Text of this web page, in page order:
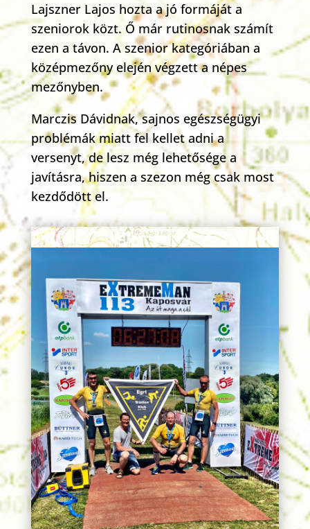
Lajszner Lajos hozta a jó formáját a
szeniorok közt. Ő már rutinosnak számít
ezen a távon. A szenior kategóriában a
középmezőny elején végzett a népes
mezőnyben.
Marczis Dávidnak, sajnos egészségügyi
problémák miatt fel kellet adni a
versenyt, de lesz még lehetősége a
javításra, hiszen a szezon még csak most
kezdődött el.